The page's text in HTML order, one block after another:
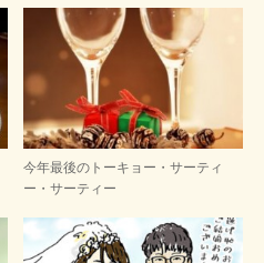
今年最後のトーキョー・サーティ
ー・サーティー